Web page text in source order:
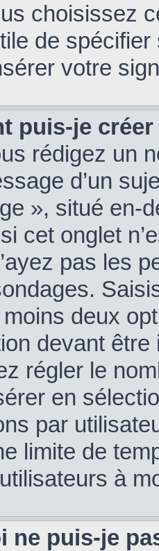
choisissez
de
votre
puis-je
rédigez un
d’un
», situé en-
cet onglet
pas les
deux
devant
régler le
en
par
limite de
à
ne puis-je